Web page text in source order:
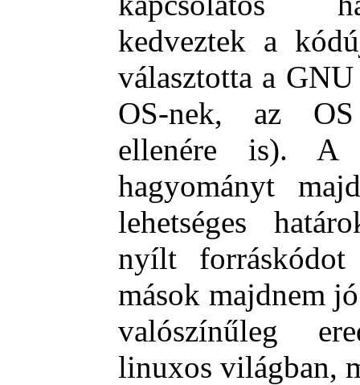
kedveztek a
választotta a
OS-nek, az OS
ellenére is).
hagyományt
lehetséges
nyílt forráskódot
mások majdnem
valószínűleg
linuxos világban,